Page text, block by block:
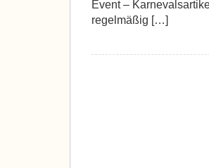
Event –
regelmäßig […]